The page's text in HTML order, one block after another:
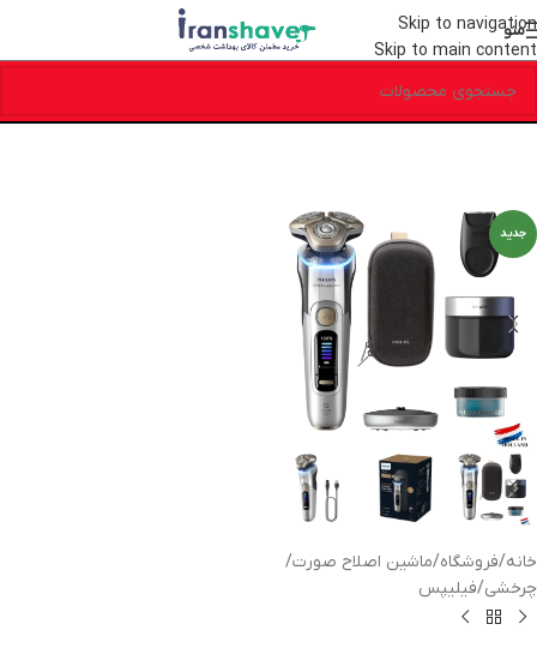
Skip to navigation
Skip to main content
منو
جدید
خانه/فروشگاه/ماشین اصلاح صورت/
چرخشی/فیلیپس